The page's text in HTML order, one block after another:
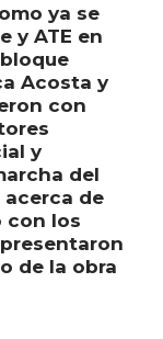
ya se
y ATE en
Acosta y
con
y
del
de
con los
de la obra